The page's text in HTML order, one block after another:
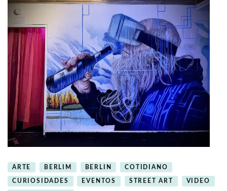
ARTE BERLIM BERLIN COTIDIANO
CURIOSIDADES EVENTOS STREET ART VIDEO